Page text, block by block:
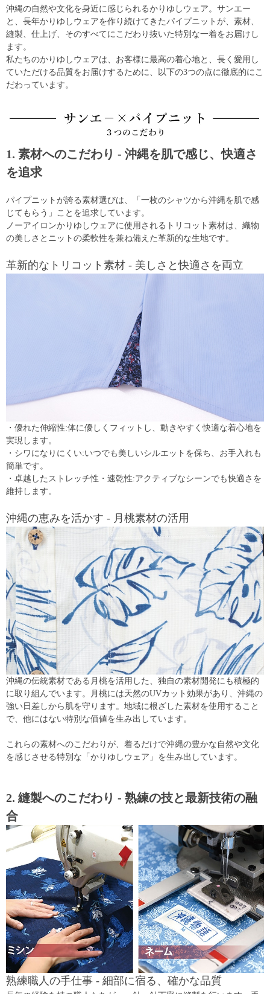
沖縄の自然や文化を身近に感じられるかりゆしウェア。サンエー
と、長年かりゆしウェアを作り続けてきたパイプニットが、素材、
縫製、仕上げ、そのすべてにこだわり抜いた特別な一着をお届けし
ます。
私たちのかりゆしウェアは、お客様に最高の着心地と、長く愛用し
ていただける品質をお届けするために、以下の3つの点に徹底的にこ
だわっています。
1. 素材へのこだわり - 沖縄を肌で感じ、快適さ
を追求
パイプニットが誇る素材選びは、「一枚のシャツから沖縄を肌で感
じてもらう」ことを追求しています。
ノーアイロンかりゆしウェアに使用されるトリコット素材は、織物
の美しさとニットの柔軟性を兼ね備えた革新的な生地です。
革新的なトリコット素材 - 美しさと快適さを両立
・優れた伸縮性:体に優しくフィットし、動きやすく快適な着心地を
実現します。
・シワになりにくい:いつでも美しいシルエットを保ち、お手入れも
簡単です。
・卓越したストレッチ性・速乾性:アクティブなシーンでも快適さを
維持します。
沖縄の恵みを活かす - 月桃素材の活用
沖縄の伝統素材である月桃を活用した、独自の素材開発にも積極的
に取り組んでいます。月桃には天然のUVカット効果があり、沖縄の
強い日差しから肌を守ります。地域に根ざした素材を使用すること
で、他にはない特別な価値を生み出しています。
これらの素材へのこだわりが、着るだけで沖縄の豊かな自然や文化
を感じさせる特別な「かりゆしウェア」を生み出しています。
2. 縫製へのこだわり - 熟練の技と最新技術の融
合
熟練職人の手仕事 - 細部に宿る、確かな品質